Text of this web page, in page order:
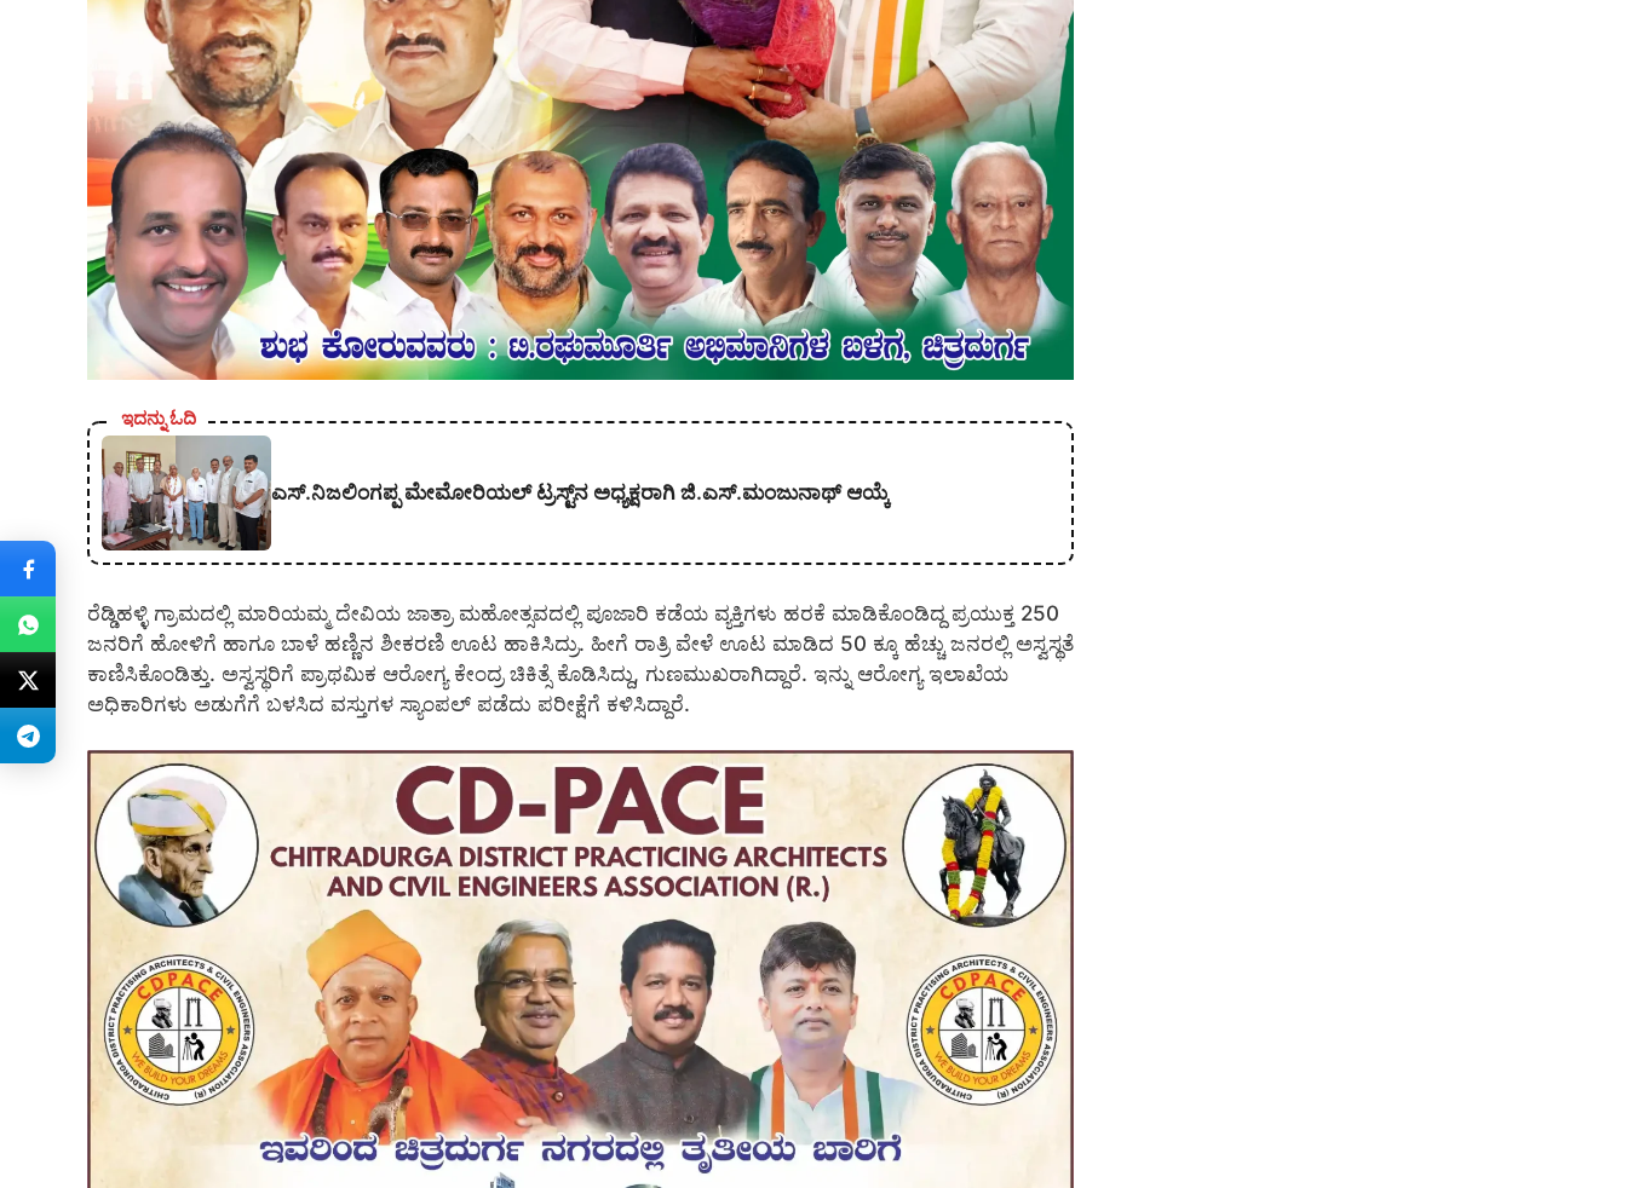
ಇದನ್ನು ಓದಿ
ಎಸ್.ನಿಜಲಿಂಗಪ್ಪ ಮೇಮೋರಿಯಲ್ ಟ್ರಸ್ಟ್‌ನ ಅಧ್ಯಕ್ಷರಾಗಿ ಜಿ.ಎಸ್.ಮಂಜುನಾಥ್‍ ಆಯ್ಕೆ
ರೆಡ್ಡಿಹಳ್ಳಿ ಗ್ರಾಮದಲ್ಲಿ ಮಾರಿಯಮ್ಮ ದೇವಿಯ ಜಾತ್ರಾ ಮಹೋತ್ಸವದಲ್ಲಿ ಪೂಜಾರಿ ಕಡೆಯ ವ್ಯಕ್ತಿಗಳು ಹರಕೆ‌ ಮಾಡಿಕೊಂಡಿದ್ದ ಪ್ರಯುಕ್ತ 250
ಜನರಿಗೆ ಹೋಳಿಗೆ ಹಾಗೂ ಬಾಳೆ ಹಣ್ಣಿನ ಶೀಕರಣಿ ಊಟ ಹಾಕಿಸಿದ್ರು. ಹೀಗೆ ರಾತ್ರಿ ವೇಳೆ ಊಟ ಮಾಡಿದ 50 ಕ್ಕೂ ಹೆಚ್ಚು ಜನರಲ್ಲಿ‌ ಅಸ್ವಸ್ಥತೆ
ಕಾಣಿಸಿಕೊಂಡಿತ್ತು. ಅಸ್ವಸ್ಥರಿಗೆ ಪ್ರಾಥಮಿಕ ಆರೋಗ್ಯ ಕೇಂದ್ರ ಚಿಕಿತ್ಸೆ ಕೊಡಿಸಿದ್ದು, ಗುಣಮುಖರಾಗಿದ್ದಾರೆ. ಇನ್ನು ಆರೋಗ್ಯ ಇಲಾಖೆಯ
ಅಧಿಕಾರಿಗಳು ಅಡುಗೆಗೆ ಬಳಸಿದ ವಸ್ತುಗಳ ಸ್ಯಾಂಪಲ್‌ ಪಡೆದು ಪರೀಕ್ಷೆಗೆ ಕಳಿಸಿದ್ದಾರೆ.